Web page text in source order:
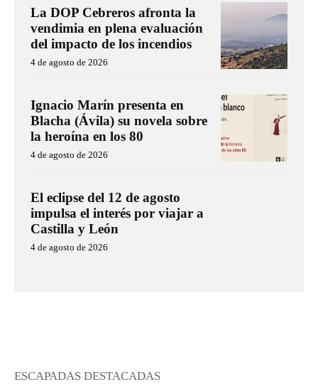
La DOP Cebreros afronta la
vendimia en plena evaluación
del impacto de los incendios
4 de agosto de 2026
Ignacio Marín presenta en
Blacha (Ávila) su novela sobre
la heroína en los 80
4 de agosto de 2026
El eclipse del 12 de agosto
impulsa el interés por viajar a
Castilla y León
4 de agosto de 2026
ESCAPADAS DESTACADAS